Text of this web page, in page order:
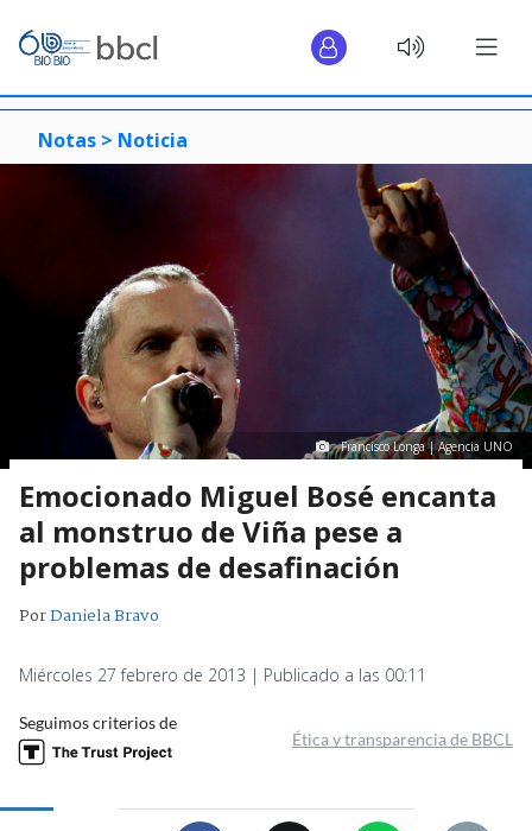
Notas > Noticia
Francisco Longa | Agencia UNO
Emocionado Miguel Bosé encanta
al monstruo de Viña pese a
problemas de desafinación
PorDaniela Bravo
Miércoles 27 febrero de 2013 | Publicado a las 00:11
Seguimos criterios de
Ética y transparencia de BBCL